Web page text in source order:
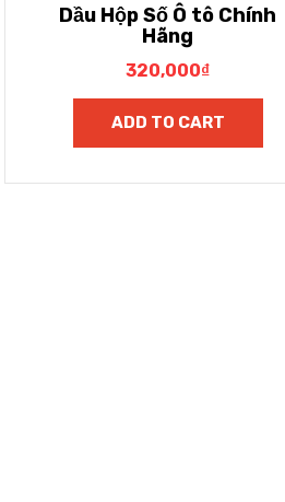
Dầu Hộp Số Ô tô Chính
Hãng
320,000₫
ADD TO CART